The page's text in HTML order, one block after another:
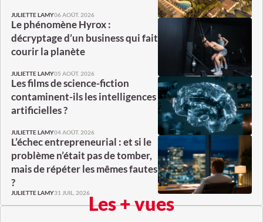
JULIETTE LAMY06 AOÛT. 2026
Le phénomène Hyrox :
décryptage d’un business qui fait
courir la planète
JULIETTE LAMY05 AOÛT. 2026
Les films de science-fiction
contaminent-ils les intelligences
artificielles ?
JULIETTE LAMY04 AOÛT. 2026
L’échec entrepreneurial : et si le
problème n’était pas de tomber,
mais de répéter les mêmes fautes
?
JULIETTE LAMY31 JUIL. 2026Les + vues